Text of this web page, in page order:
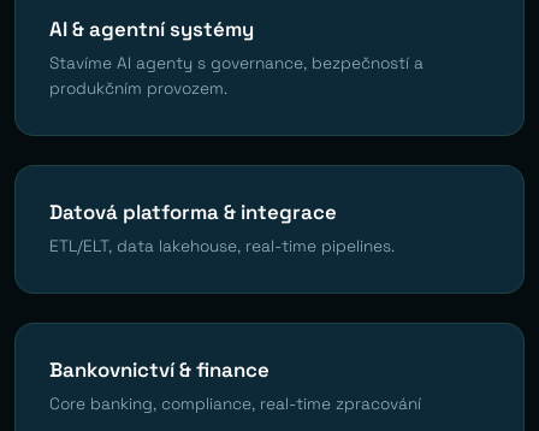
AI & agentní systémy
Stavíme AI agenty s governance, bezpečností a
produkčním provozem.
Datová platforma & integrace
ETL/ELT, data lakehouse, real-time pipelines.
Bankovnictví & finance
Core banking, compliance, real-time zpracování